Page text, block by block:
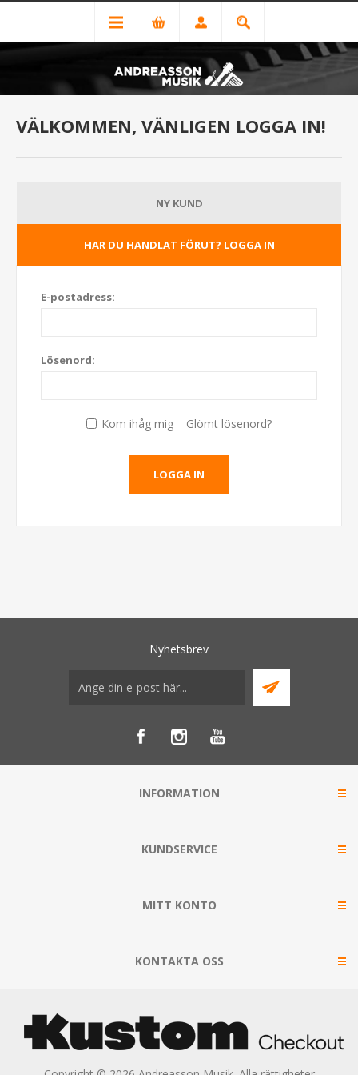
VÄLKOMMEN, VÄNLIGEN LOGGA IN!
NY KUND
HAR DU HANDLAT FÖRUT? LOGGA IN
E-postadress:
Lösenord:
Kom ihåg mig Glömt lösenord?
Nyhetsbrev
INFORMATION
KUNDSERVICE
MITT KONTO
KONTAKTA OSS